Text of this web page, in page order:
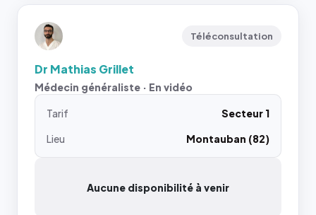
Téléconsultation
Dr Mathias Grillet
Médecin généraliste · En vidéo
Tarif
Secteur 1
Lieu
Montauban (82)
Aucune disponibilité à venir